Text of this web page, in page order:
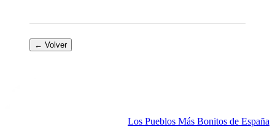
← Volver
Los Pueblos Más Bonitos de España